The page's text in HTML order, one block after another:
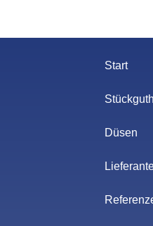
Start
Düsen